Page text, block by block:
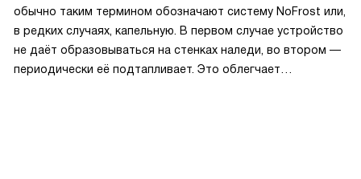
обычно таким термином обозначают систему NoFrost или,
в редких случаях, капельную. В первом случае устройство
не даёт образовываться на стенках наледи, во втором —
периодически её подтапливает. Это облегчает